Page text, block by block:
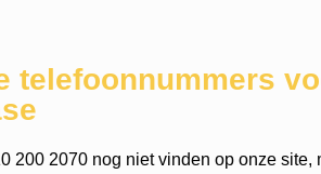
telefoonnummers
200 2070 nog niet vinden op onze site,